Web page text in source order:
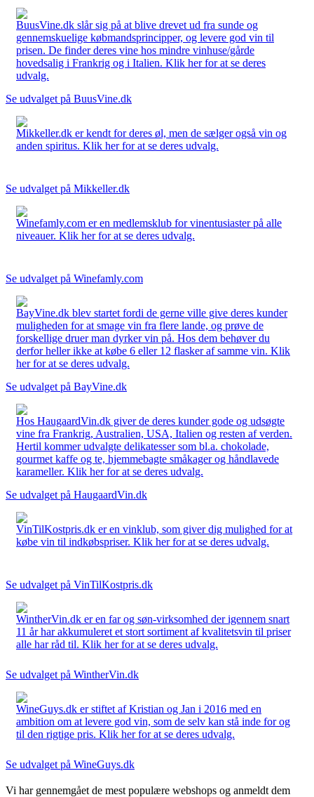
BuusVine.dk slår sig på at blive drevet ud fra sunde og
gennemskuelige købmandsprincipper, og levere god vin til
prisen. De finder deres vine hos mindre vinhuse/gårde
hovedsalig i Frankrig og i Italien. Klik her for at se deres
udvalg.
Se udvalget på BuusVine.dk
Mikkeller.dk er kendt for deres øl, men de sælger også vin og
anden spiritus. Klik her for at se deres udvalg.
Se udvalget på Mikkeller.dk
Winefamly.com er en medlemsklub for vinentusiaster på alle
niveauer. Klik her for at se deres udvalg.
Se udvalget på Winefamly.com
BayVine.dk blev startet fordi de gerne ville give deres kunder
muligheden for at smage vin fra flere lande, og prøve de
forskellige druer man dyrker vin på. Hos dem behøver du
derfor heller ikke at købe 6 eller 12 flasker af samme vin. Klik
her for at se deres udvalg.
Se udvalget på BayVine.dk
Hos HaugaardVin.dk giver de deres kunder gode og udsøgte
vine fra Frankrig, Australien, USA, Italien og resten af verden.
Hertil kommer udvalgte delikatesser som bl.a. chokolade,
gourmet kaffe og te, hjemmebagte småkager og håndlavede
karameller. Klik her for at se deres udvalg.
Se udvalget på HaugaardVin.dk
VinTilKostpris.dk er en vinklub, som giver dig mulighed for at
købe vin til indkøbspriser. Klik her for at se deres udvalg.
Se udvalget på VinTilKostpris.dk
WintherVin.dk er en far og søn-virksomhed der igennem snart
11 år har akkumuleret et stort sortiment af kvalitetsvin til priser
alle har råd til. Klik her for at se deres udvalg.
Se udvalget på WintherVin.dk
WineGuys.dk er stiftet af Kristian og Jan i 2016 med en
ambition om at levere god vin, som de selv kan stå inde for og
til den rigtige pris. Klik her for at se deres udvalg.
Se udvalget på WineGuys.dk
Vi har gennemgået de mest populære webshops og anmeldt dem